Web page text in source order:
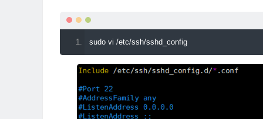
sudo vi /etc/ssh/sshd_config